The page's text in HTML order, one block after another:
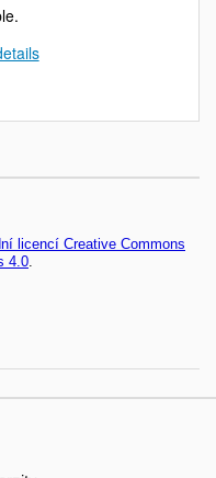
licencí Creative Commons
4.0.